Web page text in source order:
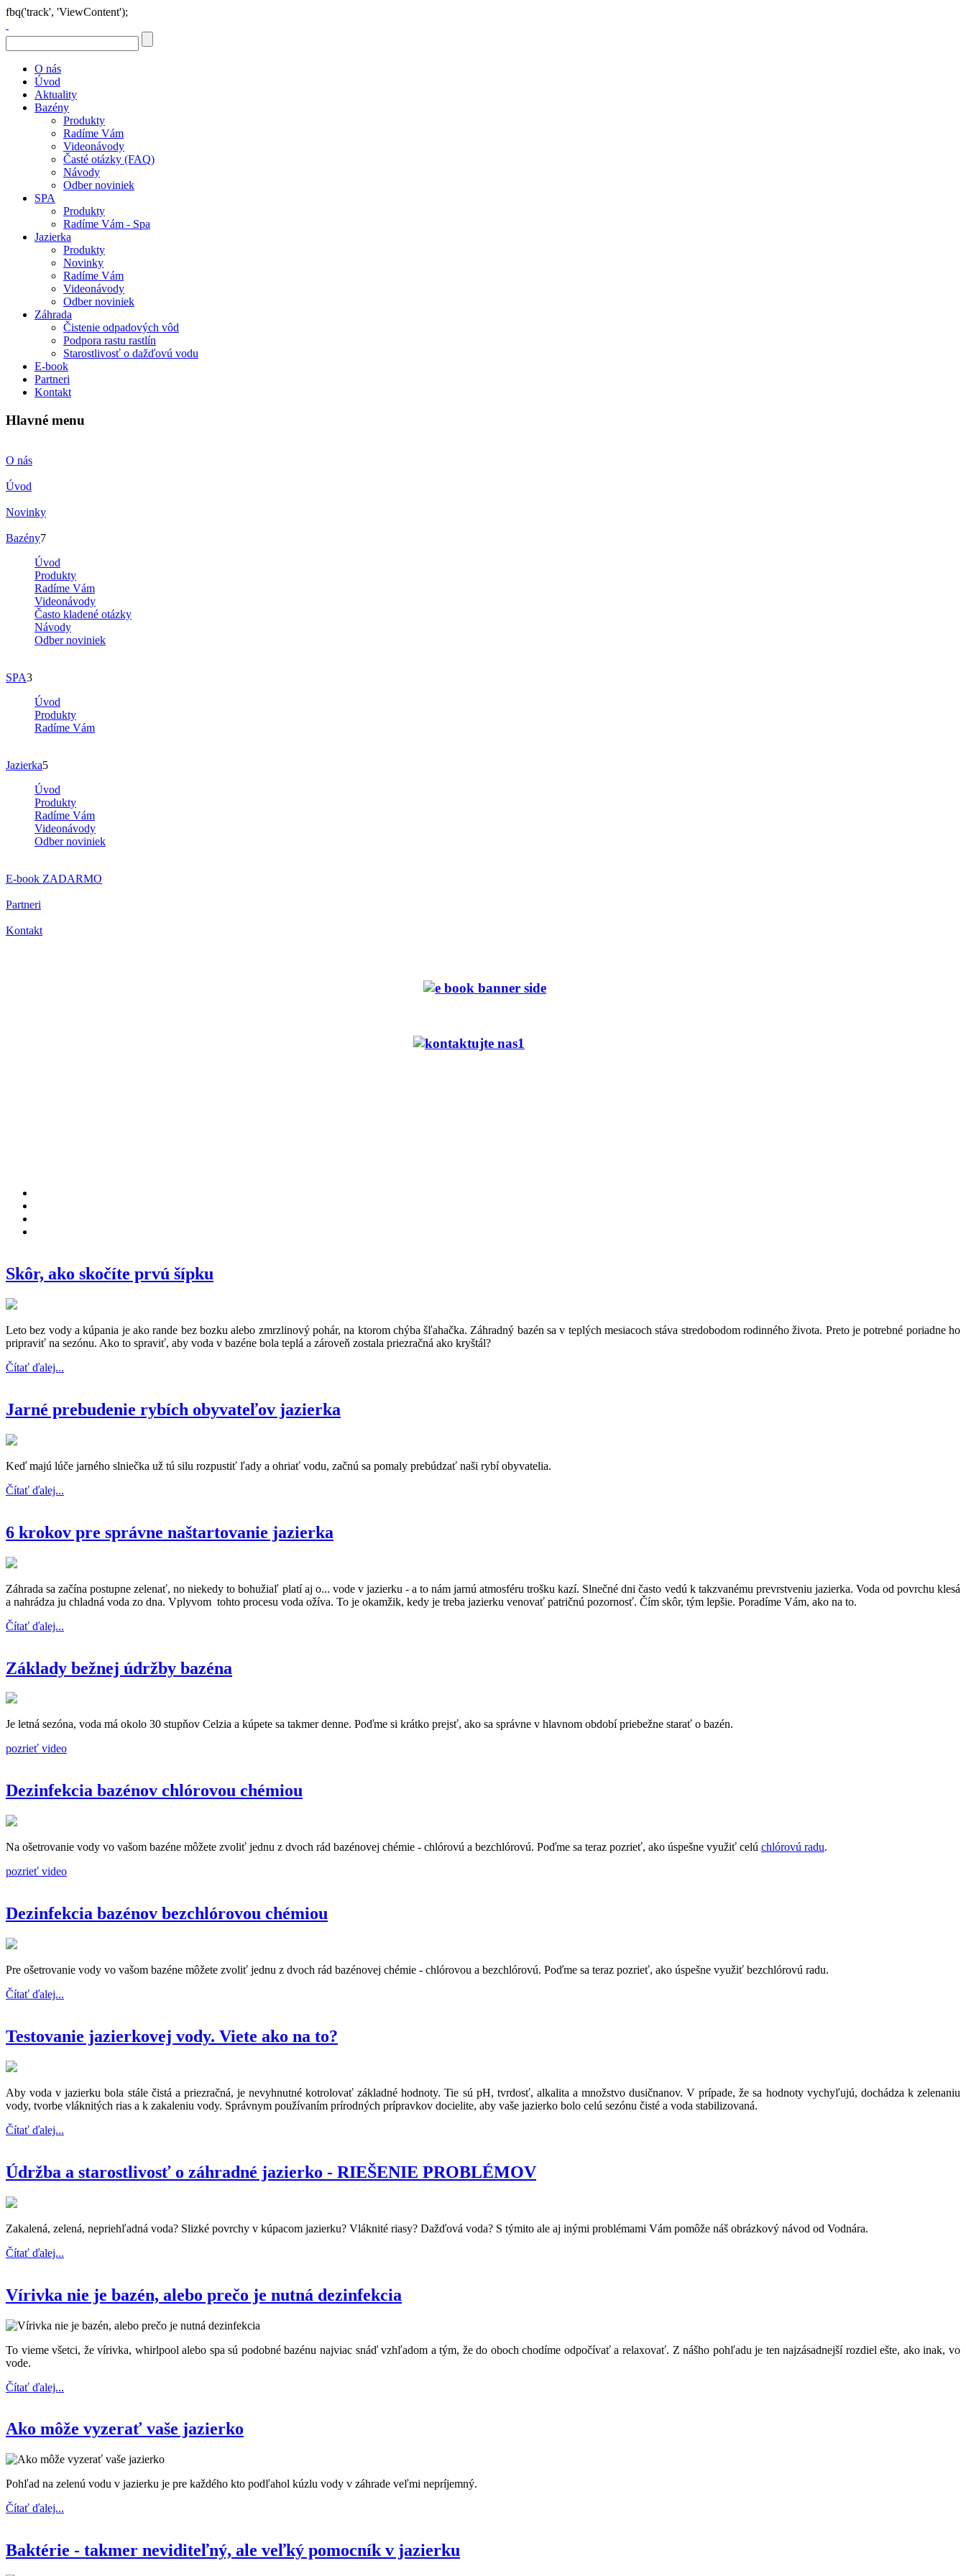
fbq('track', 'ViewContent');
O nás
Úvod
Aktuality
Bazény
Produkty
Radíme Vám
Videonávody
Časté otázky (FAQ)
Návody
Odber noviniek
SPA
Produkty
Radíme Vám - Spa
Jazierka
Produkty
Novinky
Radíme Vám
Videonávody
Odber noviniek
Záhrada
Čistenie odpadových vôd
Podpora rastu rastlín
Starostlivosť o dažďovú vodu
E-book
Partneri
Kontakt
Hlavné menu
O nás
Úvod
Novinky
Bazény7
Úvod
Produkty
Radíme Vám
Videonávody
Často kladené otázky
Návody
Odber noviniek
SPA3
Úvod
Produkty
Radíme Vám
Jazierka5
Úvod
Produkty
Radíme Vám
Videonávody
Odber noviniek
E-book ZADARMO
Partneri
Kontakt
Skôr, ako skočíte prvú šípku
Leto bez vody a kúpania je ako rande bez bozku alebo zmrzlinový pohár, na ktorom chýba šľahačka. Záhradný bazén sa v teplých mesiacoch stáva stredobodom rodinného života. Preto je potrebné poriadne ho
pripraviť na sezónu. Ako to spraviť, aby voda v bazéne bola teplá a zároveň zostala priezračná ako kryštál?
Čítať ďalej...
Jarné prebudenie rybích obyvateľov jazierka
Keď majú lúče jarného slniečka už tú silu rozpustiť ľady a ohriať vodu, začnú sa pomaly prebúdzať naši rybí obyvatelia.
Čítať ďalej...
6 krokov pre správne naštartovanie jazierka
Záhrada sa začína postupne zelenať, no niekedy to bohužiaľ platí aj o... vode v jazierku - a to nám jarnú atmosféru trošku kazí. Slnečné dni často vedú k takzvanému prevrstveniu jazierka. Voda od povrchu klesá
a nahrádza ju chladná voda zo dna. Vplyvom tohto procesu voda ožíva. To je okamžik, kedy je treba jazierku venovať patričnú pozornosť. Čím skôr, tým lepšie. Poradíme Vám, ako na to.
Čítať ďalej...
Základy bežnej údržby bazéna
Je letná sezóna, voda má okolo 30 stupňov Celzia a kúpete sa takmer denne. Poďme si krátko prejsť, ako sa správne v hlavnom období priebežne starať o bazén.
pozrieť video
Dezinfekcia bazénov chlórovou chémiou
Na ošetrovanie vody vo vašom bazéne môžete zvoliť jednu z dvoch rád bazénovej chémie - chlórovú a bezchlórovú. Poďme sa teraz pozrieť, ako úspešne využiť celú chlórovú radu.
pozrieť video
Dezinfekcia bazénov bezchlórovou chémiou
Pre ošetrovanie vody vo vašom bazéne môžete zvoliť jednu z dvoch rád bazénovej chémie - chlórovou a bezchlórovú. Poďme sa teraz pozrieť, ako úspešne využiť bezchlórovú radu.
Čítať ďalej...
Testovanie jazierkovej vody. Viete ako na to?
Aby voda v jazierku bola stále čistá a priezračná, je nevyhnutné kotrolovať základné hodnoty. Tie sú pH, tvrdosť, alkalita a množstvo dusičnanov. V prípade, že sa hodnoty vychyľujú, dochádza k zelenaniu
vody, tvorbe vláknitých rias a k zakaleniu vody. Správnym používaním prírodných prípravkov docielite, aby vaše jazierko bolo celú sezónu čisté a voda stabilizovaná.
Čítať ďalej...
Údržba a starostlivosť o záhradné jazierko - RIEŠENIE PROBLÉMOV
Zakalená, zelená, nepriehľadná voda? Slizké povrchy v kúpacom jazierku? Vláknité riasy? Dažďová voda? S týmito ale aj inými problémami Vám pomôže náš obrázkový návod od Vodnára.
Čítať ďalej...
Vírivka nie je bazén, alebo prečo je nutná dezinfekcia
To vieme všetci, že vírivka, whirlpool alebo spa sú podobné bazénu najviac snáď vzhľadom a tým, že do oboch chodíme odpočívať a relaxovať. Z nášho pohľadu je ten najzásadnejší rozdiel ešte, ako inak, vo
vode.
Čítať ďalej...
Ako môže vyzerať vaše jazierko
Pohľad na zelenú vodu v jazierku je pre každého kto podľahol kúzlu vody v záhrade veľmi nepríjemný.
Čítať ďalej...
Baktérie - takmer neviditeľný, ale veľký pomocník v jazierku